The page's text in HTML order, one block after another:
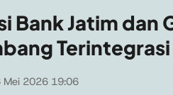
Bank Jatim
Terintegrasi
Mei 2026 19:06